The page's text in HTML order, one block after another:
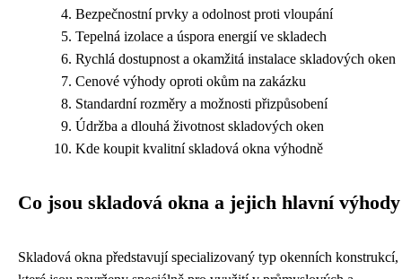
Bezpečnostní prvky a odolnost proti vloupání
Tepelná izolace a úspora energií ve skladech
Rychlá dostupnost a okamžitá instalace skladových oken
Cenové výhody oproti okům na zakázku
Standardní rozměry a možnosti přizpůsobení
Údržba a dlouhá životnost skladových oken
Kde koupit kvalitní skladová okna výhodně
Co jsou skladová okna a jejich hlavní výhody
Skladová okna představují specializovaný typ okenních konstrukcí,